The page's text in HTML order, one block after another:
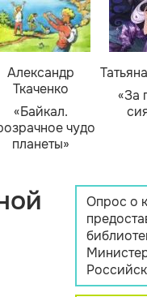
Александр
Ткаченко
«Байкал.
чудо
планеты»
«За
Опрос о